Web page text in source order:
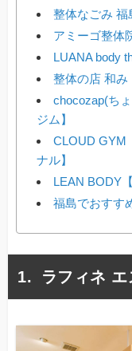
整体なごみ 福
アミーゴ整体
LUANA body
整体の店 和み
chocozap(ち
ジム】
CLOUD GYM
ナル】
LEAN BODY
福島でおすす
ラフィネ